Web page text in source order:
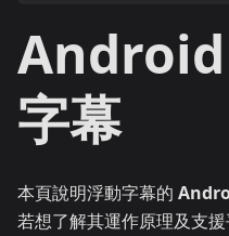
Android
字幕
本頁說明浮動字幕的
若想了解其運作原理及支